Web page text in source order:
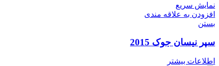
نمایش سریع
افزودن به علاقه مندی
بستن
سپر نیسان جوک 2015
اطلاعات بیشتر